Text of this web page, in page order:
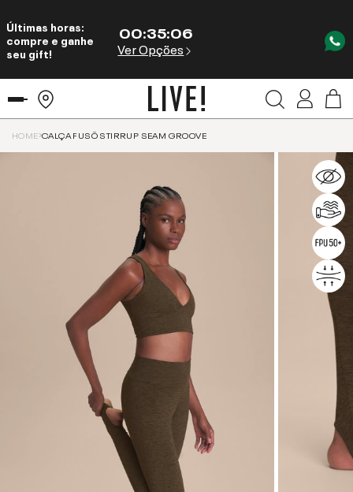
Últimas horas:
compre e ganhe
seu gift!
00:35:06
Ver Opções
HOME CALÇA FUSÔ STIRRUP SEAM GROOVE